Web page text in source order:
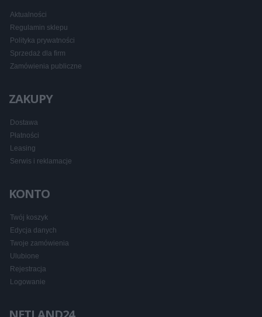
Aktualności
Regulamin sklepu
Polityka prywatności
Sprzedaż dla firm
Zamówienia publiczne
ZAKUPY
Dostawa
Płatności
Leasing
Serwis i reklamacje
KONTO
Twój koszyk
Edycja danych
Twoje zamówienia
Ulubione
Rejestracja
Logowanie